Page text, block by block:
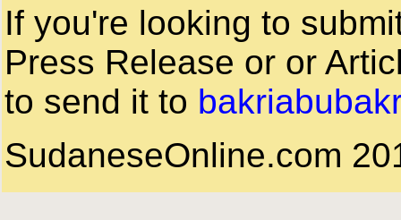
If you're looking to
Press Release or or
to send it to